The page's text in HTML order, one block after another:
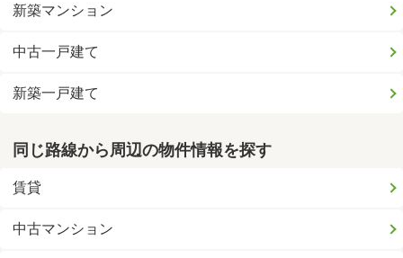
新築マンション
中古一戸建て
新築一戸建て
同じ路線から周辺の物件情報を探す
賃貸
中古マンション